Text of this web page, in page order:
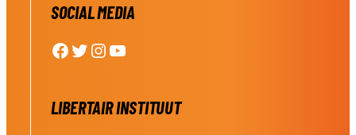
SOCIAL MEDIA
Facebook Twitter Instagram YouTube
LIBERTAIR INSTITUUT